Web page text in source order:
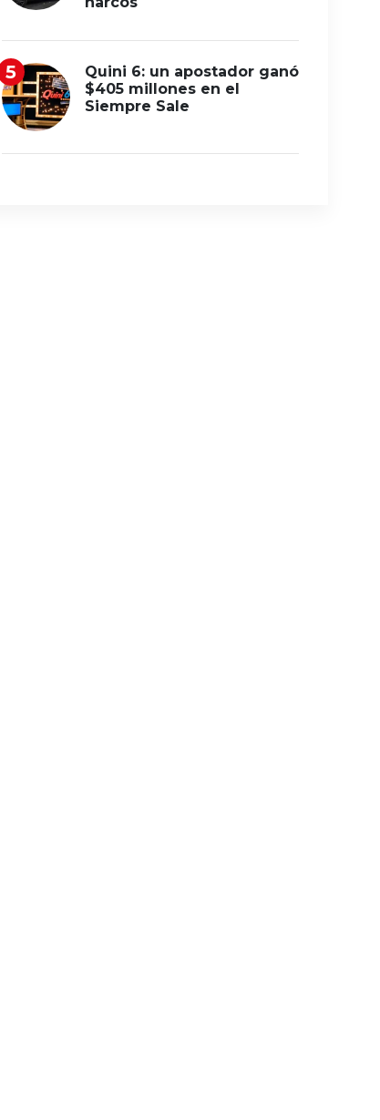
Quini 6: un apostador ganó
$405 millones en el
Siempre Sale